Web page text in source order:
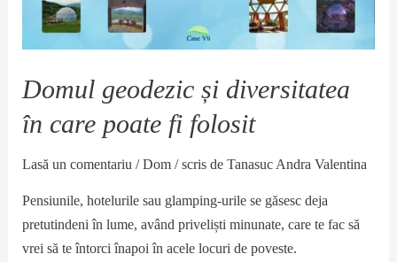
Domul geodezic și diversitatea
în care poate fi folosit
Lasă un comentariu /Dom / scris deTanasuc Andra Valentina
Pensiunile, hotelurile sau glamping-urile se găsesc deja
pretutindeni în lume, având priveliști minunate, care te fac să
vrei să te întorci înapoi în acele locuri de poveste.